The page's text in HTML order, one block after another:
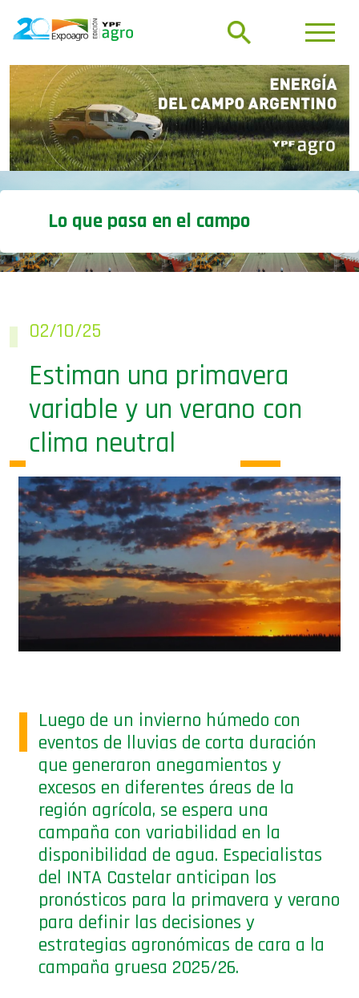
Lo que pasa en el campo
02/10/25
Estiman una primavera
variable y un verano con
clima neutral
Luego de un invierno húmedo con
eventos de lluvias de corta duración
que generaron anegamientos y
excesos en diferentes áreas de la
región agrícola, se espera una
campaña con variabilidad en la
disponibilidad de agua. Especialistas
del INTA Castelar anticipan los
pronósticos para la primavera y verano
para definir las decisiones y
estrategias agronómicas de cara a la
campaña gruesa 2025/26.